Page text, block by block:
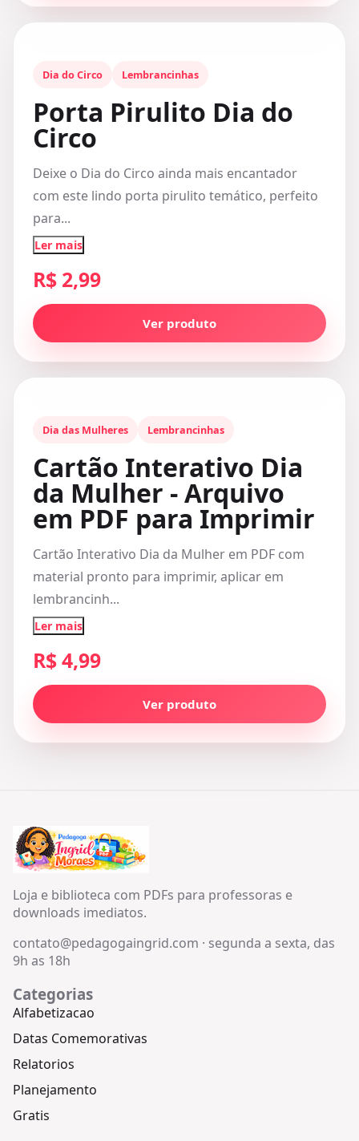
Dia do Circo Lembrancinhas
Porta Pirulito Dia do
Circo
Deixe o Dia do Circo ainda mais encantador
com este lindo porta pirulito temático, perfeito
para...
Ler mais
R$ 2,99
Ver produto
Dia das Mulheres Lembrancinhas
Cartão Interativo Dia
da Mulher - Arquivo
em PDF para Imprimir
Cartão Interativo Dia da Mulher em PDF com
material pronto para imprimir, aplicar em
lembrancinh...
Ler mais
R$ 4,99
Ver produto
Loja e biblioteca com PDFs para professoras e
downloads imediatos.
contato@pedagogaingrid.com · segunda a sexta, das
9h as 18h
Categorias
Alfabetizacao
Datas Comemorativas
Relatorios
Planejamento
Gratis